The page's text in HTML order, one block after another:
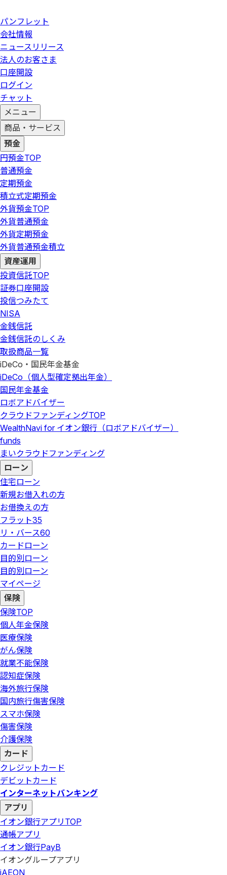
パンフレット
会社情報
ニュースリリース
法人のお客さま
口座開設
ログイン
チャット
メニュー
商品・サービス
預金
円預金TOP
普通預金
定期預金
積立式定期預金
外貨預金TOP
外貨普通預金
外貨定期預金
外貨普通預金積立
資産運用
投資信託TOP
証券口座開設
投信つみたて
NISA
金銭信託
金銭信託のしくみ
取扱商品一覧
iDeCo・国民年金基金
iDeCo（個人型確定拠出年金）
国民年金基金
ロボアドバイザー
クラウドファンディングTOP
WealthNavi for イオン銀行（ロボアドバイザー）
funds
まいクラウドファンディング
ローン
住宅ローン
新規お借入れの方
お借換えの方
フラット35
リ・バース60
カードローン
目的別ローン
目的別ローン
マイページ
保険
保険TOP
個人年金保険
医療保険
がん保険
就業不能保険
認知症保険
海外旅行保険
国内旅行傷害保険
スマホ保険
傷害保険
介護保険
カード
クレジットカード
デビットカード
インターネットバンキング
アプリ
イオン銀行アプリ TOP
通帳アプリ
イオン銀行PayB
イオングループアプリ
iAEON